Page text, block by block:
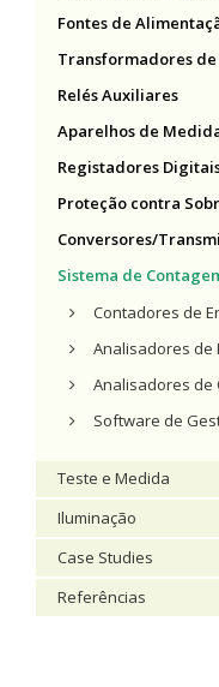
Fontes de
Transformadores de
Relés Auxiliares
Aparelhos de
Registadores
Proteção contra
Conversores/
Sistema de
Contadores de
Analisadores de
Analisadores de
Software de
Teste e Medida
Iluminação
Case Studies
Referências